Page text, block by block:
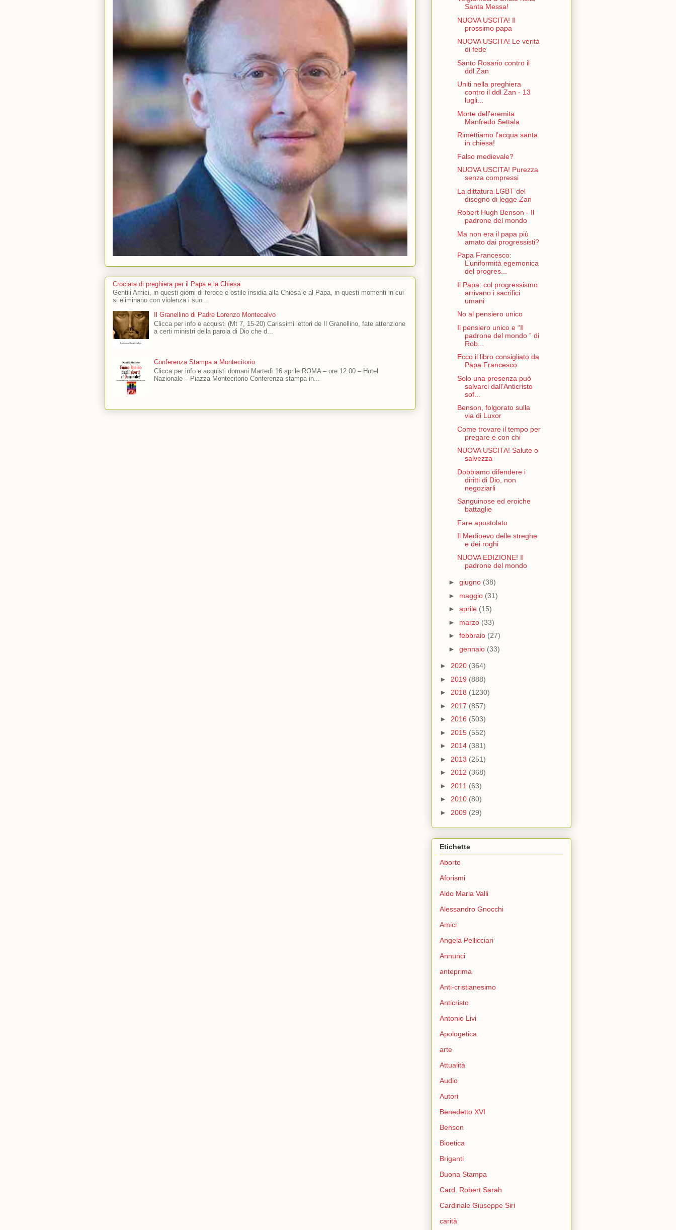
Crociata di preghiera per il Papa e la Chiesa
Gentili Amici, in questi giorni di feroce e ostile insidia alla Chiesa e al Papa, in questi momenti in cui
si eliminano con violenza i suo...
Il Granellino di Padre Lorenzo Montecalvo
Clicca per info e acquisti (Mt 7, 15-20) Carissimi lettori de Il Granellino, fate attenzione
a certi ministri della parola di Dio che d...
Conferenza Stampa a Montecitorio
Clicca per info e acquisti domani Martedì 16 aprile ROMA – ore 12.00 – Hotel
Nazionale – Piazza Montecitorio Conferenza stampa in...
Santa Messa!
NUOVA USCITA! Il
prossimo papa
NUOVA USCITA! Le verità
di fede
Santo Rosario contro il
ddl Zan
Uniti nella preghiera
contro il ddl Zan - 13
lugli...
Morte dell'eremita
Manfredo Settala
Rimettiamo l'acqua santa
in chiesa!
Falso medievale?
NUOVA USCITA! Purezza
senza compressi
La dittatura LGBT del
disegno di legge Zan
Robert Hugh Benson - Il
padrone del mondo
Ma non era il papa più
amato dai progressisti?
Papa Francesco:
L’uniformità egemonica
del progres...
Il Papa: col progressismo
arrivano i sacrifici
umani
No al pensiero unico
Il pensiero unico e “Il
padrone del mondo ” di
Rob...
Ecco il libro consigliato da
Papa Francesco
Solo una presenza può
salvarci dall’Anticristo
sof...
Benson, folgorato sulla
via di Luxor
Come trovare il tempo per
pregare e con chi
NUOVA USCITA! Salute o
salvezza
Dobbiamo difendere i
diritti di Dio, non
negoziarli
Sanguinose ed eroiche
battaglie
Fare apostolato
Il Medioevo delle streghe
e dei roghi
NUOVA EDIZIONE! Il
padrone del mondo
► giugno (38)
► maggio (31)
► aprile (15)
► marzo (33)
► febbraio (27)
► gennaio (33)
► 2020 (364)
► 2019 (888)
► 2018 (1230)
► 2017 (857)
► 2016 (503)
► 2015 (552)
► 2014 (381)
► 2013 (251)
► 2012 (368)
► 2011 (63)
► 2010 (80)
► 2009 (29)
Etichette
Aborto
Aforismi
Aldo Maria Valli
Alessandro Gnocchi
Amici
Angela Pellicciari
Annunci
anteprima
Anti-cristianesimo
Anticristo
Antonio Livi
Apologetica
arte
Attualità
Audio
Autori
Benedetto XVI
Benson
Bioetica
Briganti
Buona Stampa
Card. Robert Sarah
Cardinale Giuseppe Siri
carità